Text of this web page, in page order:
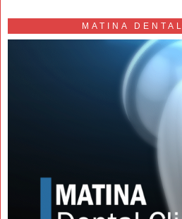
MATINA